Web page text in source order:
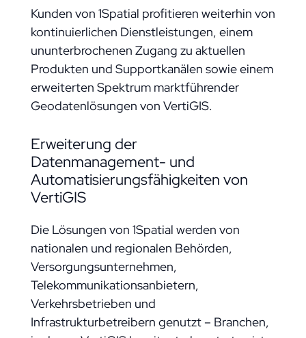
Kunden von 1Spatial profitieren weiterhin von
kontinuierlichen Dienstleistungen, einem
ununterbrochenen Zugang zu aktuellen
Produkten und Supportkanälen sowie einem
erweiterten Spektrum marktführender
Geodatenlösungen von VertiGIS.
Erweiterung der
Datenmanagement- und
Automatisierungsfähigkeiten von
VertiGIS
Die Lösungen von 1Spatial werden von
nationalen und regionalen Behörden,
Versorgungsunternehmen,
Telekommunikationsanbietern,
Verkehrsbetrieben und
Infrastrukturbetreibern genutzt – Branchen,